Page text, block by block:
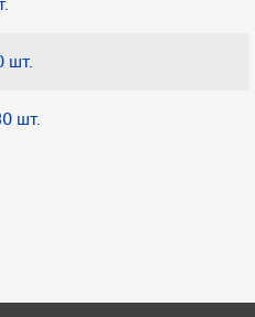
шт.
шт.